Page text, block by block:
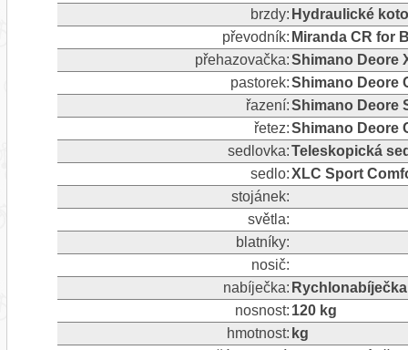
brzdy: Hydraulické
převodník: Miranda CR for
přehazovačka:Shimano Deore
pastorek:Shimano Deore
řazení:Shimano Deore
řetez:Shimano Deore
sedlovka:Teleskopická
sedlo:XLC Sport
stojánek:
světla:
blatníky:
nosič:
nabíječka:
nosnost: 120 kg
hmotnost: kg